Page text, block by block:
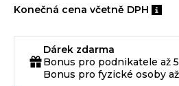
Konečná cena včetně DPH
Dárek zdarma
Bonus pro podnikatele až
Bonus pro fyzické osoby